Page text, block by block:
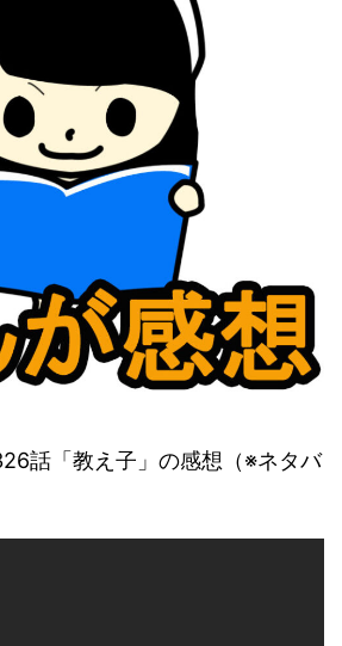
話「教え子」の感想（※ネタバ